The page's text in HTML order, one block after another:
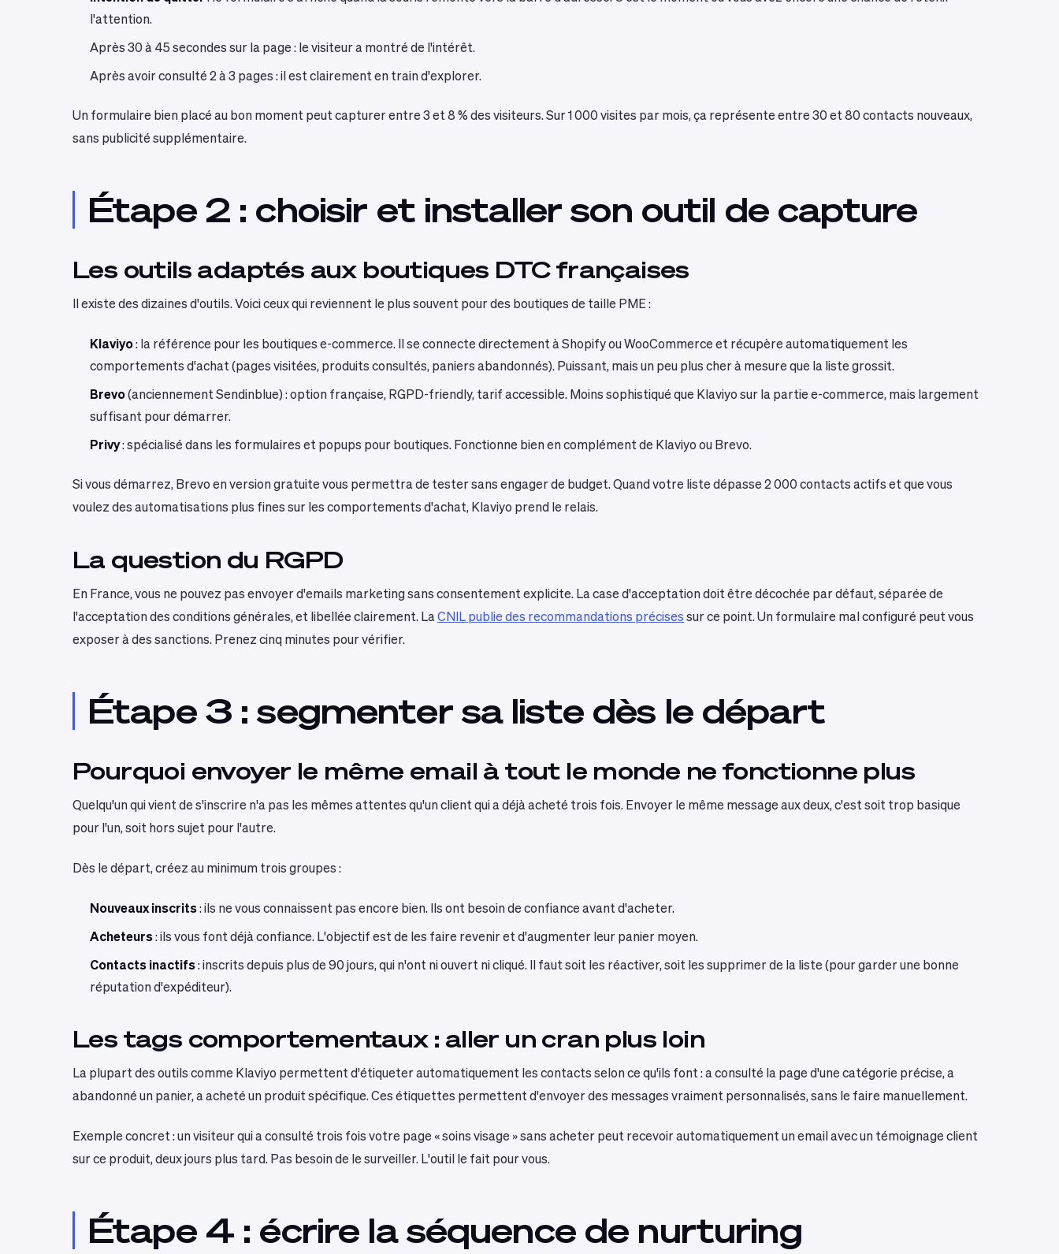
l'attention.
Après 30 à 45 secondes sur la page : le visiteur a montré de l'intérêt.
Après avoir consulté 2 à 3 pages : il est clairement en train d'explorer.
Un formulaire bien placé au bon moment peut capturer entre 3 et 8 % des visiteurs. Sur 1 000 visites par mois, ça représente entre 30 et 80 contacts nouveaux,
sans publicité supplémentaire.
Étape 2 : choisir et installer son outil de capture
Les outils adaptés aux boutiques DTC françaises
Il existe des dizaines d'outils. Voici ceux qui reviennent le plus souvent pour des boutiques de taille PME :
Klaviyo: la référence pour les boutiques e-commerce. Il se connecte directement à Shopify ou WooCommerce et récupère automatiquement les
comportements d'achat (pages visitées, produits consultés, paniers abandonnés). Puissant, mais un peu plus cher à mesure que la liste grossit.
Brevo(anciennement Sendinblue) : option française, RGPD-friendly, tarif accessible. Moins sophistiqué que Klaviyo sur la partie e-commerce, mais largement
suffisant pour démarrer.
Privy: spécialisé dans les formulaires et popups pour boutiques. Fonctionne bien en complément de Klaviyo ou Brevo.
Si vous démarrez, Brevo en version gratuite vous permettra de tester sans engager de budget. Quand votre liste dépasse 2 000 contacts actifs et que vous
voulez des automatisations plus fines sur les comportements d'achat, Klaviyo prend le relais.
La question du RGPD
En France, vous ne pouvez pas envoyer d'emails marketing sans consentement explicite. La case d'acceptation doit être décochée par défaut, séparée de
l'acceptation des conditions générales, et libellée clairement. La CNIL publie des recommandations précises sur ce point. Un formulaire mal configuré peut vous
exposer à des sanctions. Prenez cinq minutes pour vérifier.
Étape 3 : segmenter sa liste dès le départ
Pourquoi envoyer le même email à tout le monde ne fonctionne plus
Quelqu'un qui vient de s'inscrire n'a pas les mêmes attentes qu'un client qui a déjà acheté trois fois. Envoyer le même message aux deux, c'est soit trop basique
pour l'un, soit hors sujet pour l'autre.
Dès le départ, créez au minimum trois groupes :
Nouveaux inscrits: ils ne vous connaissent pas encore bien. Ils ont besoin de confiance avant d'acheter.
Acheteurs: ils vous font déjà confiance. L'objectif est de les faire revenir et d'augmenter leur panier moyen.
Contacts inactifs: inscrits depuis plus de 90 jours, qui n'ont ni ouvert ni cliqué. Il faut soit les réactiver, soit les supprimer de la liste (pour garder une bonne
réputation d'expéditeur).
Les tags comportementaux : aller un cran plus loin
La plupart des outils comme Klaviyo permettent d'étiqueter automatiquement les contacts selon ce qu'ils font : a consulté la page d'une catégorie précise, a
abandonné un panier, a acheté un produit spécifique. Ces étiquettes permettent d'envoyer des messages vraiment personnalisés, sans le faire manuellement.
Exemple concret : un visiteur qui a consulté trois fois votre page « soins visage » sans acheter peut recevoir automatiquement un email avec un témoignage client
sur ce produit, deux jours plus tard. Pas besoin de le surveiller. L'outil le fait pour vous.
Étape 4 : écrire la séquence de nurturing